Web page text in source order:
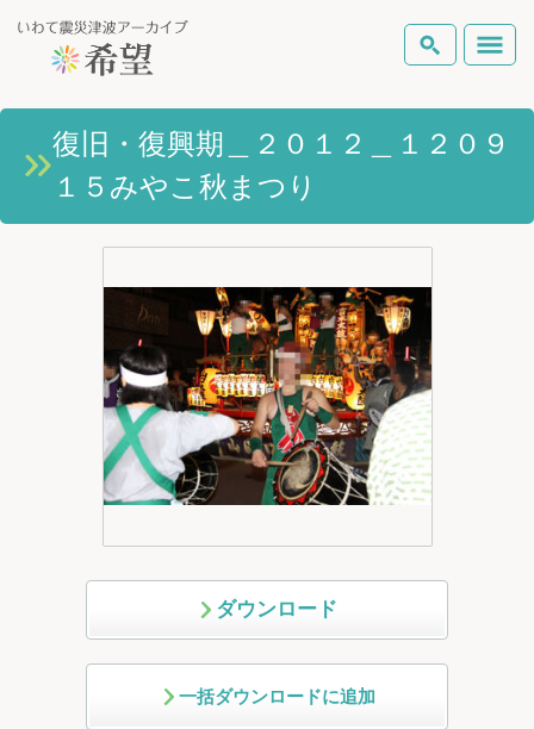
いわて震災津波アーカイブとは
岩手県の被害状況
ピックアップコンテンツ
Foreign Laguage
検索
復旧・復興期＿２０１２＿１２０９
１５みやこ秋まつり
ダウンロード
一括ダウンロードに追加